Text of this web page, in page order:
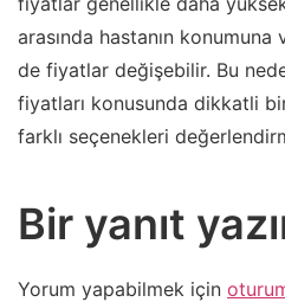
arasında hastanın konumuna
de fiyatlar değişebilir. Bu
fiyatları konusunda dikkatli
farklı seçenekleri
Bir yanıt
Yorum yapabilmek için